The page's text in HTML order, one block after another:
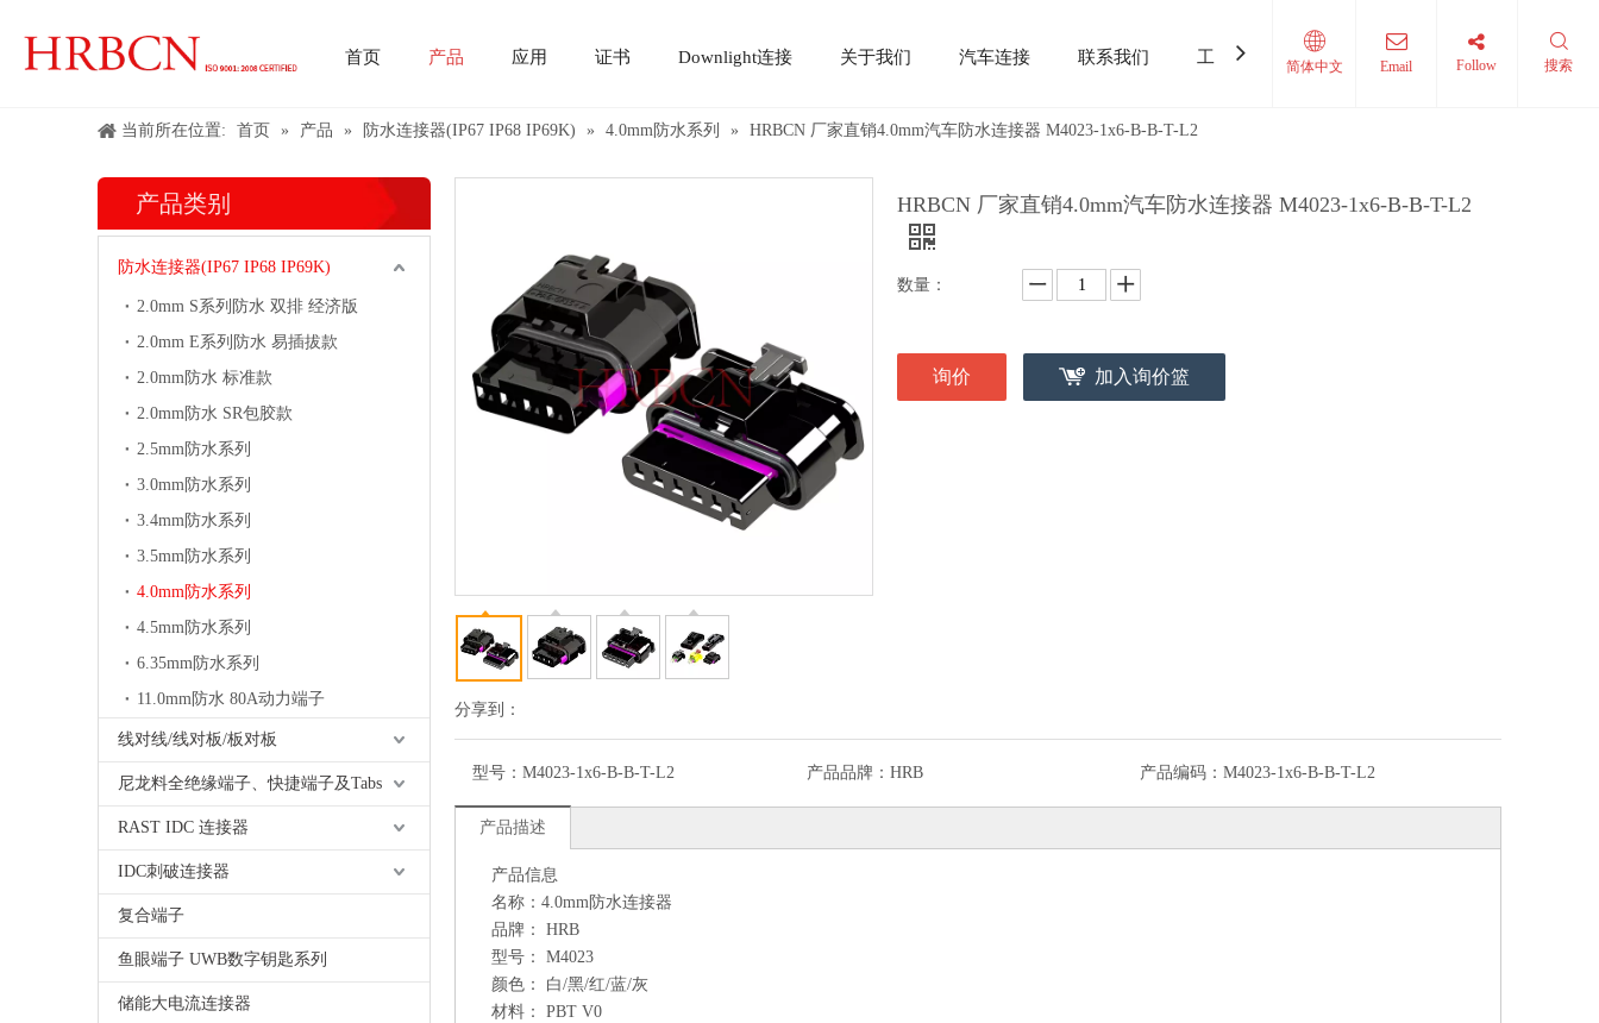
首页 产品 应用 证书 Downlight连接 关于我们 汽车连接 联系我们 工具和利用设备
简体中文 Email Follow 搜索
当前所在位置: 首页 » 产品 » 防水连接器(IP67 IP68 IP69K) » 4.0mm防水系列 » HRBCN 厂家直销4.0mm汽车防水连接器 M4023-1x6-B-B-T-L2
产品类别
防水连接器(IP67 IP68 IP69K)
2.0mm S系列防水 双排 经济版
2.0mm E系列防水 易插拔款
2.0mm防水 标准款
2.0mm防水 SR包胶款
2.5mm防水系列
3.0mm防水系列
3.4mm防水系列
3.5mm防水系列
4.0mm防水系列
4.5mm防水系列
6.35mm防水系列
11.0mm防水 80A动力端子
线对线/线对板/板对板
尼龙料全绝缘端子、快捷端子及Tabs
RAST IDC 连接器
IDC刺破连接器
复合端子
鱼眼端子 UWB数字钥匙系列
储能大电流连接器
分享到：
HRBCN 厂家直销4.0mm汽车防水连接器 M4023-1x6-B-B-T-L2
数量：
询价 加入询价篮
型号： M4023-1x6-B-B-T-L2 产品品牌： HRB 产品编码： M4023-1x6-B-B-T-L2
产品描述
产品信息
名称：4.0mm防水连接器
品牌： HRB
型号： M4023
颜色： 白/黑/红/蓝/灰
材料： PBT V0